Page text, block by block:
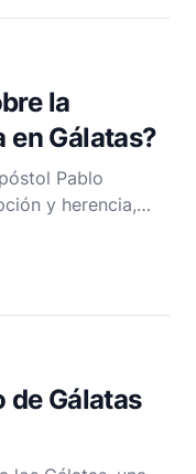
la
en Gálatas?
Pablo
y herencia,
de un creyente
temas son
3:23-4:7, do
de Gálatas